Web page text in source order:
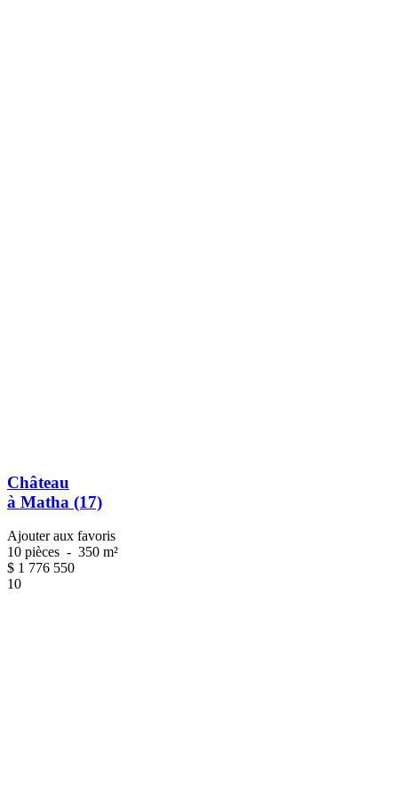
Château
à Matha (17)
Ajouter aux favoris
10 pièces - 350 m²
$ 1 776 550
10